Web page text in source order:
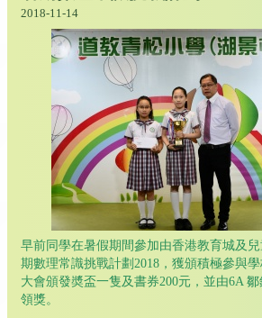
2018-11-14
早前同學在暑假期間參加由香港教育城及
期數理常識挑戰計劃2018，獲頒積極參與
大會頒發奬盃一隻及書券200元，並由6A
領獎。